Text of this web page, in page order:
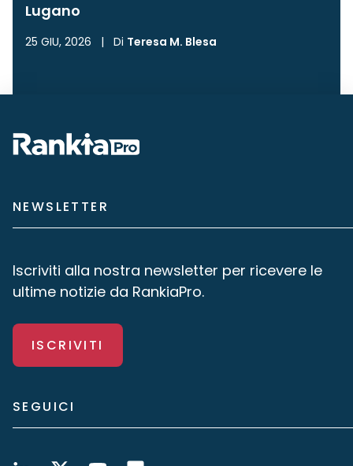
Lugano
25 GIU, 2026 | Di Teresa M. Blesa
NEWSLETTER
Iscriviti alla nostra newsletter per ricevere le
ultime notizie da RankiaPro.
ISCRIVITI
SEGUICI